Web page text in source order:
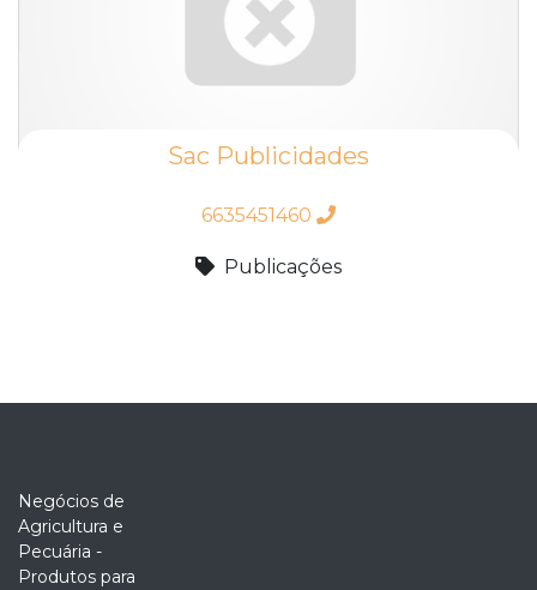
Sac Publicidades
6635451460
Publicações
Negócios de
Agricultura e
Pecuária -
Produtos para